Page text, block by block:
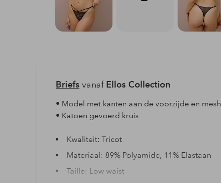
Briefsvanaf Ellos Collection
• Model met kanten aan de voorzijde en
• Katoen gevoerd kruis
Kwaliteit: Tricot
Materiaal: 89% Polyamide, 11% Elastaan
Taille: Low waist